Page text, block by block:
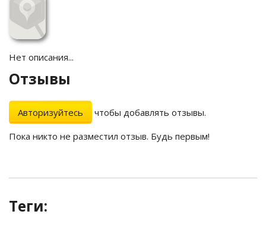
Нет описания...
Отзывы
Авторизуйтесь
чтобы добавлять отзывы.
Пока никто не разместил отзыв. Будь первым!
Теги: